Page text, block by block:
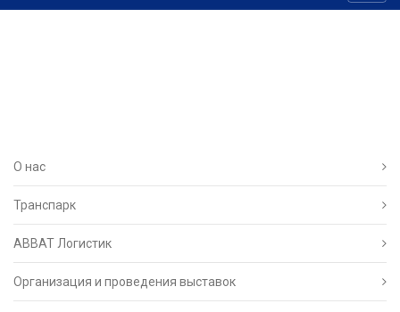
О нас
Транспарк
ABBAT Логистик
Организация и проведения выставок